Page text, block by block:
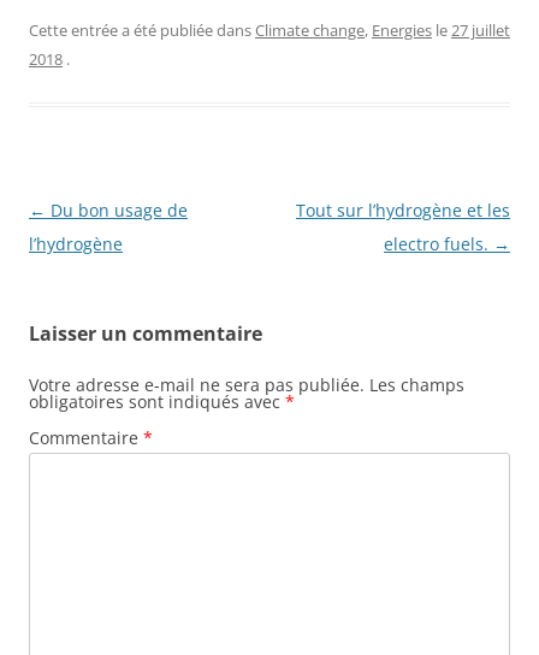
c
o
k
itt ta
Cette entrée a été publiée dansClimate change, Energies le27 juillet
2018 .
Navigation
des
← Du bon usage de
l’hydrogène
Tout sur l’hydrogène et les
electro fuels. →
Laisser un commentaire
Votre adresse e-mail ne sera pas publiée. Les champs
obligatoires sont indiqués avec *
Commentaire *